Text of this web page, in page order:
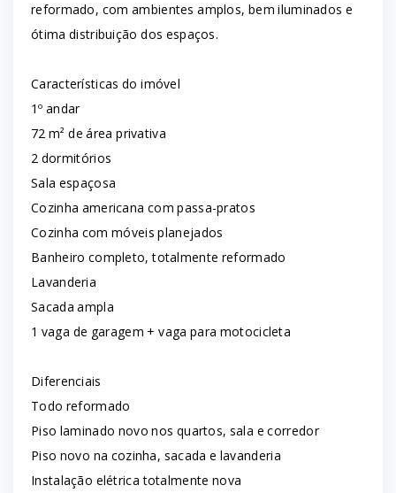
reformado, com ambientes amplos, bem iluminados e
ótima distribuição dos espaços.
Características do imóvel
1º andar
72 m² de área privativa
2 dormitórios
Sala espaçosa
Cozinha americana com passa-pratos
Cozinha com móveis planejados
Banheiro completo, totalmente reformado
Lavanderia
Sacada ampla
1 vaga de garagem + vaga para motocicleta
Diferenciais
Todo reformado
Piso laminado novo nos quartos, sala e corredor
Piso novo na cozinha, sacada e lavanderia
Instalação elétrica totalmente nova